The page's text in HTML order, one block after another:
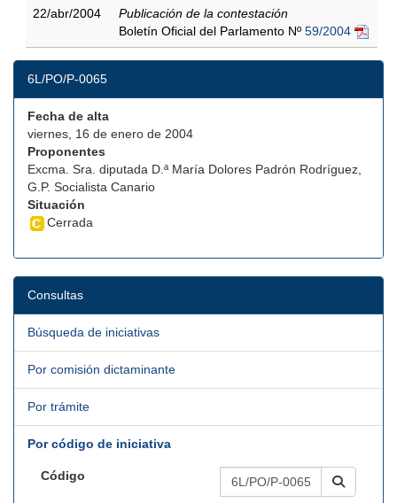
22/abr/2004
Publicación de la contestación
Boletín Oficial del Parlamento Nº 59/2004
6L/PO/P-0065
Fecha de alta
viernes, 16 de enero de 2004
Proponentes
Excma. Sra. diputada D.ª María Dolores Padrón Rodríguez,
G.P. Socialista Canario
Situación
Cerrada
Consultas
Búsqueda de iniciativas
Por comisión dictaminante
Por trámite
Por código de iniciativa
Código